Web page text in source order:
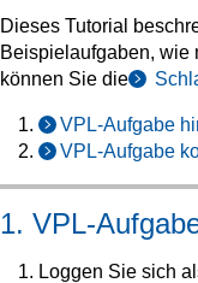
Dieses Tutorial
Beispielaufgaben, wie
können Sie die
VPL-Aufgabe
VPL-Aufgabe
1. VPL-
Loggen Sie sich